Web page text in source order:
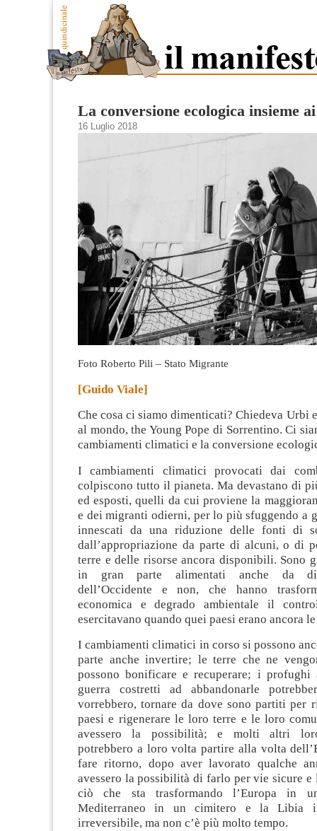
La conversione ecologica insieme
16 Luglio 2018
Foto Roberto Pili – Stato Migrante
[Guido Viale]
Che cosa ci siamo dimenticati? Chiedeva Urbi
al mondo, the Young Pope di Sorrentino. Ci
cambiamenti climatici e la conversione
I cambiamenti climatici provocati dai
colpiscono tutto il pianeta. Ma devastano di
ed esposti, quelli da cui proviene la
e dei migranti odierni, per lo più sfuggendo a
innescati da una riduzione delle fonti di
dall’appropriazione da parte di alcuni, o di
terre e delle risorse ancora disponibili. Sono
in gran parte alimentati anche da
dell’Occidente e non, che hanno
economica e degrado ambientale il
esercitavano quando quei paesi erano ancora
I cambiamenti climatici in corso si possono
parte anche invertire; le terre che ne
possono bonificare e recuperare; i
guerra costretti ad abbandonarle
vorrebbero, tornare da dove sono partiti per
paesi e rigenerare le loro terre e le loro
avessero la possibilità; e molti altri
potrebbero a loro volta partire alla volta
fare ritorno, dopo aver lavorato qualche
avessero la possibilità di farlo per vie sicure
ciò che sta trasformando l’Europa in
Mediterraneo in un cimitero e la Libia
irreversibile, ma non c’è più molto tempo.